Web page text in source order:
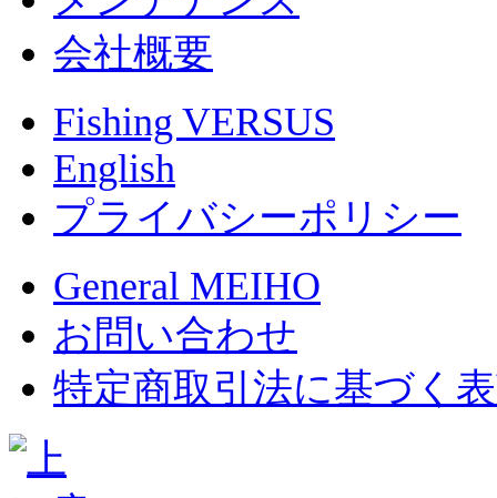
会社概要
Fishing VERSUS
English
プライバシーポリシー
General MEIHO
お問い合わせ
特定商取引法に基づく